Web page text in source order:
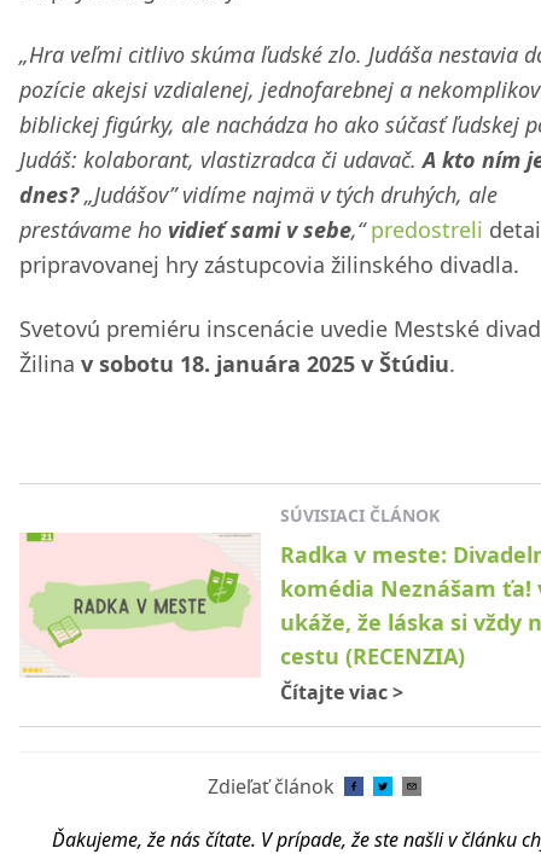
„Hra veľmi citlivo skúma ľudské zlo. Judáša nestavia
pozície akejsi vzdialenej, jednofarebnej a
biblickej figúrky, ale nachádza ho ako súčasť ľudskej
Judáš: kolaborant, vlastizradca či udavač.A kto ním
dnes?„Judášov” vidíme najmä v tých druhých, ale
prestávame ho vidieť sami v sebe,“ predostreli
pripravovanej hry zástupcovia žilinského divadla.
Svetovú premiéru inscenácie uvedie Mestské
Žilina v sobotu 18. januára 2025 v Štúdiu.
SÚVISIACI ČLÁNOK
Radka v meste:
komédia Neznášam ťa!
ukáže, že láska si vždy
cestu (RECENZIA)
Čítajte viac>
Zdieľať článok
Ďakujeme, že nás čítate. V prípade, že ste našli v článku